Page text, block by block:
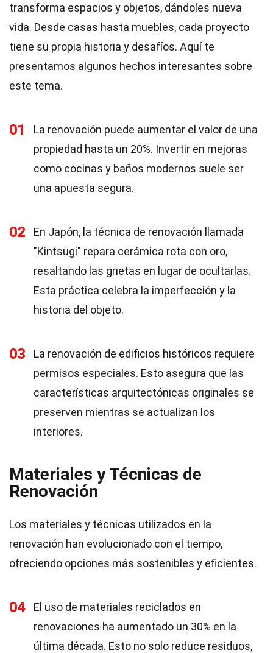
transforma espacios y objetos, dándoles nueva
vida. Desde casas hasta muebles, cada proyecto
tiene su propia historia y desafíos. Aquí te
presentamos algunos hechos interesantes sobre
este tema.
01
La renovación puede aumentar el valor de una
propiedad hasta un 20%. Invertir en mejoras
como cocinas y baños modernos suele ser
una apuesta segura.
02
En Japón, la técnica de renovación llamada
"Kintsugi" repara cerámica rota con oro,
resaltando las grietas en lugar de ocultarlas.
Esta práctica celebra la imperfección y la
historia del objeto.
03
La renovación de edificios históricos requiere
permisos especiales. Esto asegura que las
características arquitectónicas originales se
preserven mientras se actualizan los
interiores.
Materiales y Técnicas de
Renovación
Los materiales y técnicas utilizados en la
renovación han evolucionado con el tiempo,
ofreciendo opciones más sostenibles y eficientes.
04
El uso de materiales reciclados en
renovaciones ha aumentado un 30% en la
última década. Esto no solo reduce residuos,